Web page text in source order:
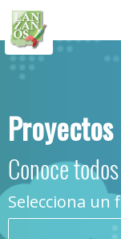
Proyectos
Conoce
Selecciona